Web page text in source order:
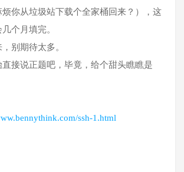
你从垃圾站下载个全家桶回来？），这
个月填完。
别期待太多。
接说正题吧，毕竟，给个甜头瞧瞧是
ssh-1.html